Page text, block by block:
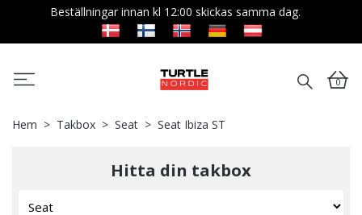
Beställningar innan kl 12:00 skickas samma dag.
0
Hem Takbox Seat Seat Ibiza ST
Hitta din takbox